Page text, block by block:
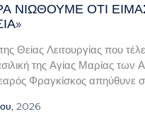
ΝΙΏΘΟΥΜΕ ΌΤΙ
Θείας Λειτουργίας που
της Αγίας Μαρίας των
Φραγκίσκος απηύθυνε
2026